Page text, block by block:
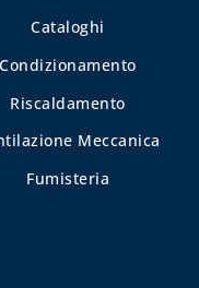
Cataloghi
Condizionamento
Riscaldamento
Meccanica
Fumisteria